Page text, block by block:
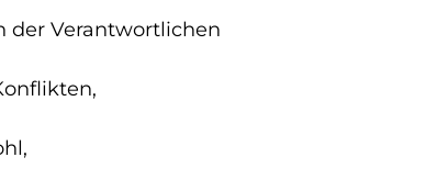
der Verantwortlichen